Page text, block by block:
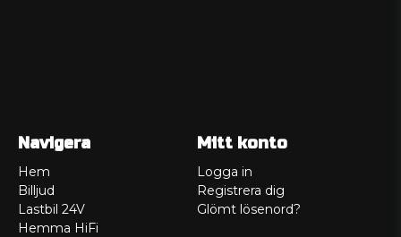
Navigera
Hem
Billjud
Lastbil 24V
Hemma HiFi
Mitt konto
Logga in
Registrera dig
Glömt lösenord?